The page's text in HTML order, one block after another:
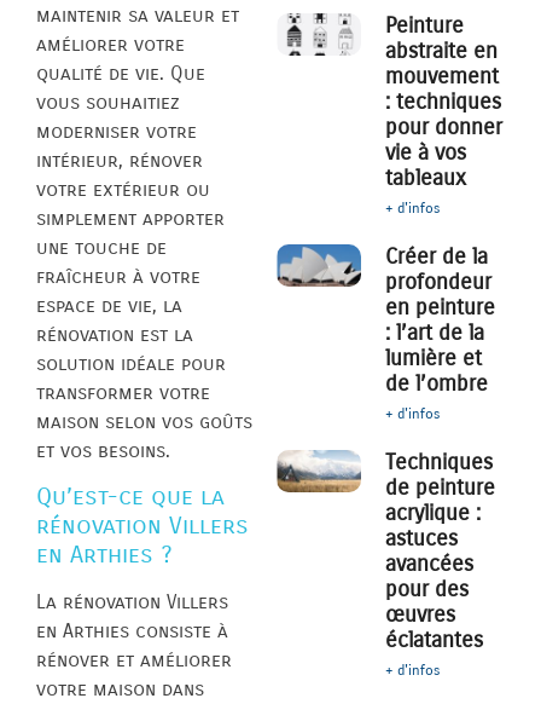
maintenir sa valeur et
améliorer votre
qualité de vie. Que
vous souhaitiez
moderniser votre
intérieur, rénover
votre extérieur ou
simplement apporter
une touche de
fraîcheur à votre
espace de vie, la
rénovation est la
solution idéale pour
transformer votre
maison selon vos goûts
et vos besoins.
Qu’est-ce que la
rénovation Villers
en Arthies ?
La rénovation Villers
en Arthies consiste à
rénover et améliorer
votre maison dans
Peinture
abstraite en
mouvement
: techniques
pour donner
vie à vos
tableaux
+ d'infos
Créer de la
profondeur
en peinture
: l’art de la
lumière et
de l’ombre
+ d'infos
Techniques
de peinture
acrylique :
astuces
avancées
pour des
œuvres
éclatantes
+ d'infos